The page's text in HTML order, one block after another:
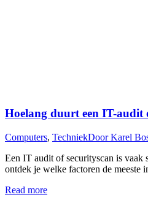
Hoelang duurt een IT-audit
Computers, TechniekDoorKarel
Een IT audit of securityscan is vaak
ontdek je welke factoren de
Read more